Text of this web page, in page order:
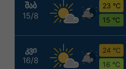
ᲨᲐᲑ
15/8
23 °C
15 °C
ᲙᲕᲘ
16/8
24 °C
16 °C